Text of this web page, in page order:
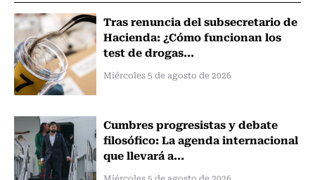
Tras renuncia del subsecretario de
Hacienda: ¿Cómo funcionan los
test de drogas...
Miércoles 5 de agosto de 2026
Cumbres progresistas y debate
filosófico: La agenda internacional
que llevará a...